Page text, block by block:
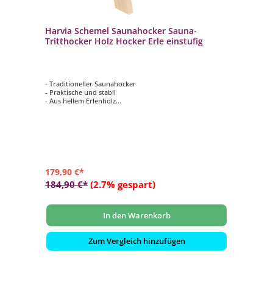
Harvia Schemel Saunahocker Sauna-
Tritthocker Holz Hocker Erle einstufig
- Traditioneller Saunahocker
- Praktische und stabil
- Aus hellem Erlenholz
179,90 €*
184,90 €* (2.7% gespart)
In den Warenkorb
Zum Vergleich hinzufügen